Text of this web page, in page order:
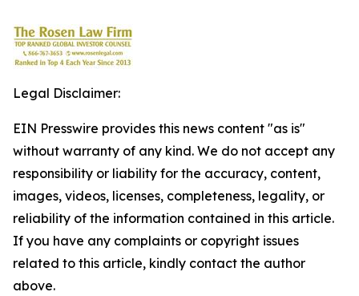
Legal Disclaimer:
EIN Presswire provides this news content "as is"
without warranty of any kind. We do not accept any
responsibility or liability for the accuracy, content,
images, videos, licenses, completeness, legality, or
reliability of the information contained in this article.
If you have any complaints or copyright issues
related to this article, kindly contact the author
above.